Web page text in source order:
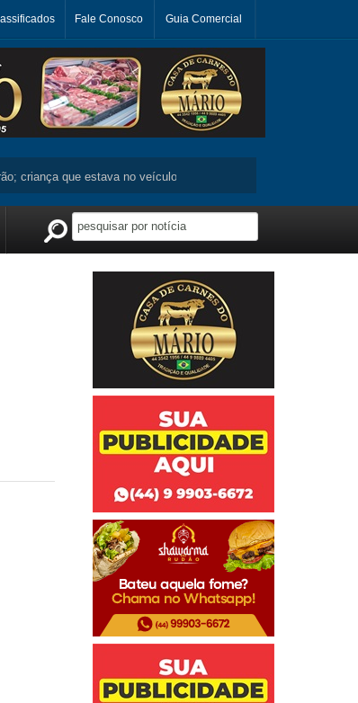
Fale Conosco Guia Comercial
que estava no veículo não se machuca ...